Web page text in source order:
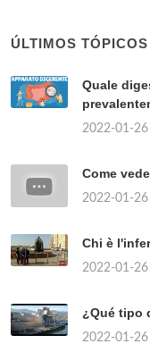
ÚLTIMOS TÓPICOS
Quale
2022-01-26
Come
2022-01-26
Chi è
2022-01-26
¿Qué tipo
2022-01-26